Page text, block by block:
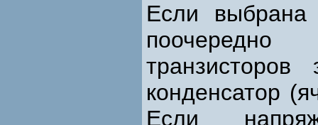
Если выбрана
конденсатор
Если